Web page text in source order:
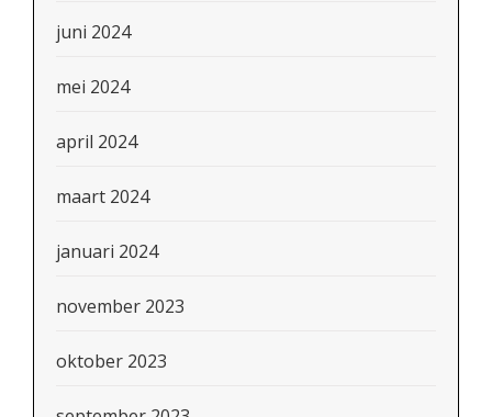
juni 2024
mei 2024
april 2024
maart 2024
januari 2024
november 2023
oktober 2023